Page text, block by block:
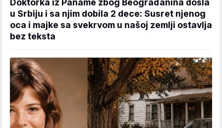
u Srbiju i sa njim dobila 2 dece: Susret njenog
oca i majke sa svekrvom u našoj zemlji ostavlja
bez teksta